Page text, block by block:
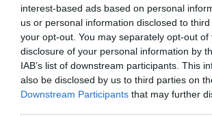
interest-based ads based on personal
us or personal information disclosed to
your opt-out. You may separately opt-out of
disclosure of your personal information by
IAB’s list of downstream participants. This
also be disclosed by us to third parties on
Downstream Participants that may further